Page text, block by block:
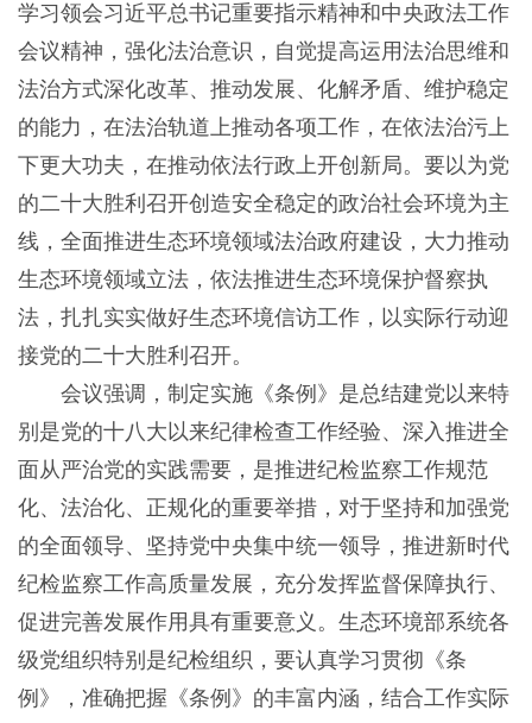
学习领会习近平总书记重要指示精神和中央政法工作
会议精神，强化法治意识，自觉提高运用法治思维和
法治方式深化改革、推动发展、化解矛盾、维护稳定
的能力，在法治轨道上推动各项工作，在依法治污上
下更大功夫，在推动依法行政上开创新局。要以为党
的二十大胜利召开创造安全稳定的政治社会环境为主
线，全面推进生态环境领域法治政府建设，大力推动
生态环境领域立法，依法推进生态环境保护督察执
法，扎扎实实做好生态环境信访工作，以实际行动迎
接党的二十大胜利召开。
会议强调，制定实施《条例》是总结建党以来特
别是党的十八大以来纪律检查工作经验、深入推进全
面从严治党的实践需要，是推进纪检监察工作规范
化、法治化、正规化的重要举措，对于坚持和加强党
的全面领导、坚持党中央集中统一领导，推进新时代
纪检监察工作高质量发展，充分发挥监督保障执行、
促进完善发展作用具有重要意义。生态环境部系统各
级党组织特别是纪检组织，要认真学习贯彻《条
例》，准确把握《条例》的丰富内涵，结合工作实际